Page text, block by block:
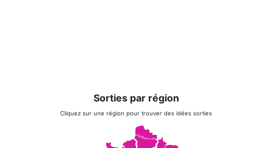
Sorties par région
Cliquez sur une région pour trouver des idées sorties